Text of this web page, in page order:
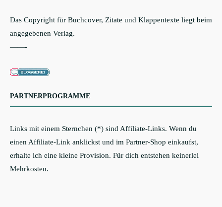
Das Copyright für Buchcover, Zitate und Klappentexte liegt beim
angegebenen Verlag.
——-
PARTNERPROGRAMME
Links mit einem Sternchen (*) sind Affiliate-Links. Wenn du
einen Affiliate-Link anklickst und im Partner-Shop einkaufst,
erhalte ich eine kleine Provision. Für dich entstehen keinerlei
Mehrkosten.